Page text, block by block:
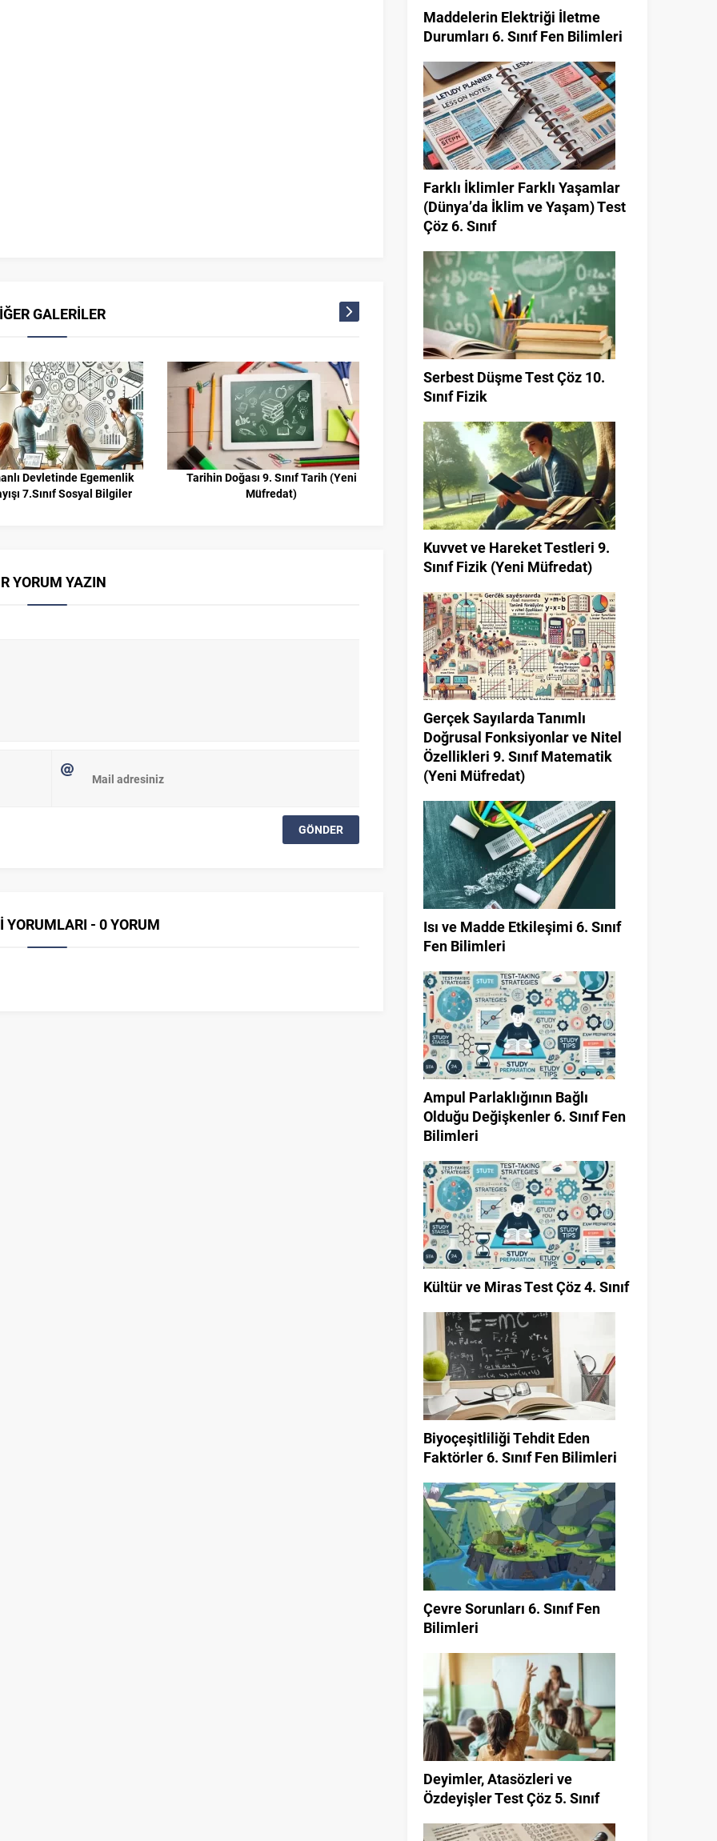
GALERİLER
Devletinde Egemenlik
7.Sınıf Sosyal Bilgiler
Tarihin Doğası 9. Sınıf Tarih (Yeni
Müfredat)
Ters Orantı 9. Sınıf
YORUM YAZIN
YORUMLARI - 0 YORUM
Maddelerin Elektriği İletme
Durumları 6. Sınıf Fen Bilimleri
Farklı İklimler Farklı Yaşamlar
(Dünya’da İklim ve Yaşam) Test
Çöz 6. Sınıf
Serbest Düşme Test Çöz 10.
Sınıf Fizik
Kuvvet ve Hareket Testleri 9.
Sınıf Fizik (Yeni Müfredat)
Gerçek Sayılarda Tanımlı
Doğrusal Fonksiyonlar ve Nitel
Özellikleri 9. Sınıf Matematik
(Yeni Müfredat)
Isı ve Madde Etkileşimi 6. Sınıf
Fen Bilimleri
Ampul Parlaklığının Bağlı
Olduğu Değişkenler 6. Sınıf Fen
Bilimleri
Kültür ve Miras Test Çöz 4. Sınıf
Biyoçeşitliliği Tehdit Eden
Faktörler 6. Sınıf Fen Bilimleri
Çevre Sorunları 6. Sınıf Fen
Bilimleri
Deyimler, Atasözleri ve
Özdeyişler Test Çöz 5. Sınıf